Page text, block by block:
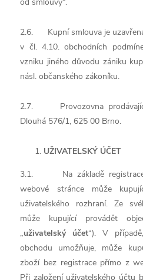
2.6. Kupní smlouva je
v čl. 4.10. obchodních
vzniku jiného důvodu zániku
násl. občanského zákoníku.
2.7. Provozovna
Dlouhá 576/1, 625 00 Brno.
UŽIVATELSKÝ ÚČET
3.1. Na základě registrace
webové stránce může
uživatelského rozhraní. Ze
může kupující provádět
„uživatelský účet“). V
obchodu umožňuje, může
zboží bez registrace přímo z
Při založení uživatelského účtu